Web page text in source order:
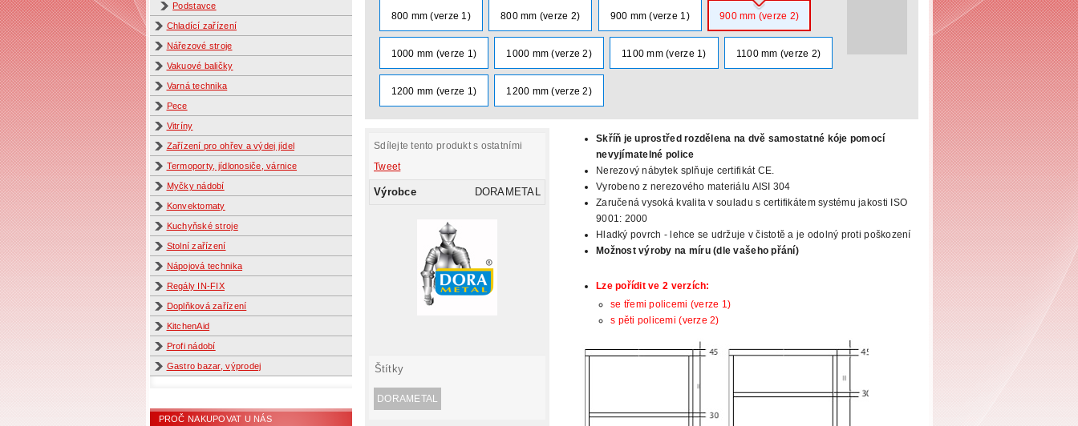
Podstavce
Chladící zařízení
Nářezové stroje
Vakuové baličky
Varná technika
Pece
Vitríny
Zařízení pro ohřev a výdej jídel
Termoporty, jídlonosiče, várnice
Myčky nádobí
Konvektomaty
Kuchyňské stroje
Stolní zařízení
Nápojová technika
Regály IN-FIX
Doplňková zařízení
KitchenAid
Profi nádobí
Gastro bazar, výprodej
PROČ NAKUPOVAT U NÁS
800 mm (verze 1) 800 mm (verze 2) 900 mm (verze 1) 900 mm (verze 2)
1000 mm (verze 1) 1000 mm (verze 2) 1100 mm (verze 1) 1100 mm (verze 2)
1200 mm (verze 1) 1200 mm (verze 2)
Sdílejte tento produkt s ostatními
Tweet
Výrobce DORAMETAL
Štítky
DORAMETAL
Skříň je uprostřed rozdělena na dvě samostatné kóje pomocí
nevyjímatelné police
Nerezový nábytek splňuje certifikát CE.
Vyrobeno z nerezového materiálu AISI 304
Zaručená vysoká kvalita v souladu s certifikátem systému jakosti ISO
9001: 2000
Hladký povrch - lehce se udržuje v čistotě a je odolný proti poškození
Možnostvýroby na míru (dle vašeho přání)
Lze pořídit ve 2 verzích:
se třemi policemi (verze 1)
s pěti policemi (verze 2)